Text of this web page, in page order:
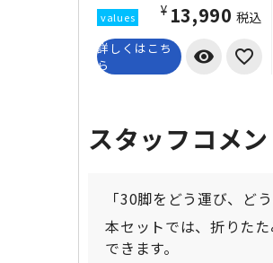
¥13,990 税込
詳しくはこち
ら
visibility
スタッフコメン
「30脚をどう運び、ど
本セットでは、折りた
できます。